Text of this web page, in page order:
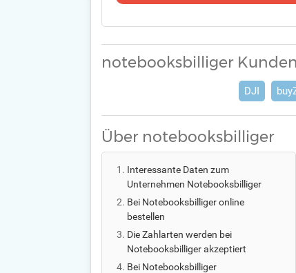
notebooksbilliger
DJI
Über notebooksbilliger
Interessante Daten zum
Unternehmen Notebooksbilliger
Bei Notebooksbilliger online
bestellen
Die Zahlarten werden bei
Notebooksbilliger akzeptiert
Bei Notebooksbilliger